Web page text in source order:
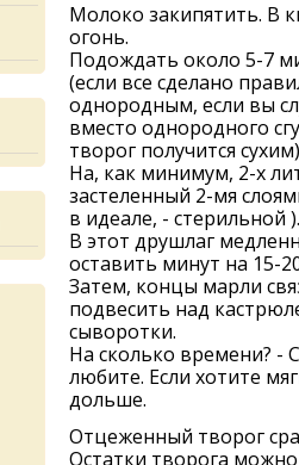
Молоко закипятить. В
огонь.
Подождать около 5-7
(если все сделано
однородным, если вы
вместо однородного
творог получится
На, как минимум, 2-х
застеленный 2-мя
в идеале, - стерильной ).
В этот друшлаг
оставить минут на 15-
Затем, концы марли
подвесить над
сыворотки.
На сколько времени? -
любите. Если хотите
дольше.
Отцеженный творог
Остатки творога